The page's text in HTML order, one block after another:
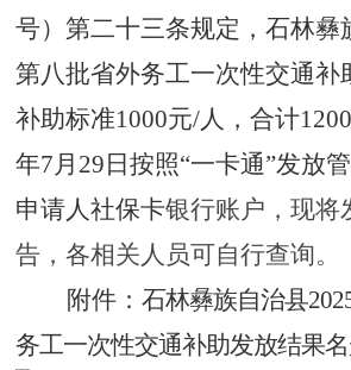
号）第二十三条规定 ， 石林彝
第八批省外务工一次性交通补
补助标准1000元/人，合计
年7月 29 日按照“一卡通”发放
申请人社保卡银行账户，现将
告， 各相关人员可自行查询。
附件： 石林彝族自治县
务工一次性交通补助发放结果